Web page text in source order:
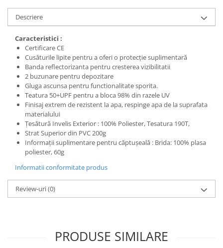
Descriere
Caracteristici :
Certificare CE
Cusăturile lipite pentru a oferi o protecție suplimentară
Banda reflectorizanta pentru cresterea vizibilitatii
2 buzunare pentru depozitare
Gluga ascunsa pentru functionalitate sporita.
Teatura 50+UPF pentru a bloca 98% din razele UV
Finisaj extrem de rezistent la apa, respinge apa de la suprafata
materialului
Țesătură Invelis Exterior : 100% Poliester, Tesatura 190T,
Strat Superior din PVC 200g
Informații suplimentare pentru căptușeală : Brida: 100% plasa
poliester, 60g
Informatii conformitate produs
Review-uri(0)
PRODUSE SIMILARE